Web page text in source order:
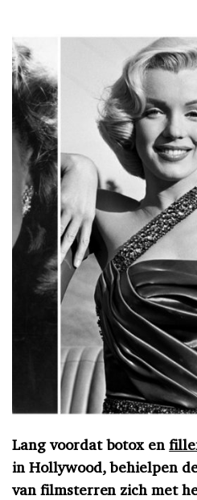
Lang voordat botox en
in Hollywood, behielpen
van filmsterren zich met